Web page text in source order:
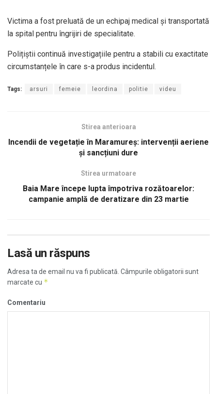
Victima a fost preluată de un echipaj medical și transportată
la spital pentru îngrijiri de specialitate.
Polițiștii continuă investigațiile pentru a stabili cu exactitate
circumstanțele în care s-a produs incidentul.
Tags: arsuri femeie leordina politie videu
Stirea anterioara
Incendii de vegetație în Maramureș: intervenții aeriene
și sancțiuni dure
Stirea urmatoare
Baia Mare începe lupta împotriva rozătoarelor:
campanie amplă de deratizare din 23 martie
Lasă un răspuns
Adresa ta de email nu va fi publicată. Câmpurile obligatorii sunt
marcate cu *
Comentariu